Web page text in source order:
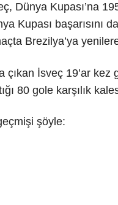
Dünya Kupası’na
Kupası başarısını
Brezilya’ya
İsveç 19’ar kez
80 gole karşılık
şöyle: